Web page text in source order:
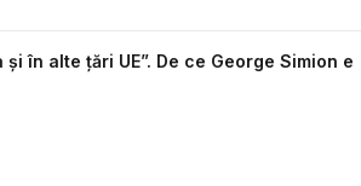
în alte țări UE”. De ce George Simion e